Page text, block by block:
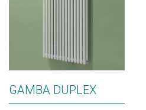
GAMBA DUPLEX